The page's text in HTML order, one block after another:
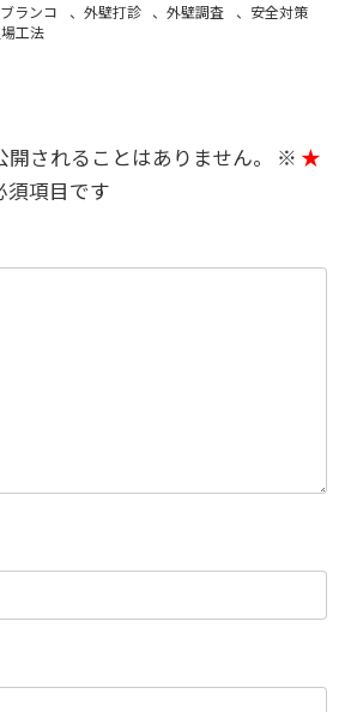
ランコ 、 外壁打診 、外壁調査 、 安全対策
工法
されることはありません。
※
須項目です